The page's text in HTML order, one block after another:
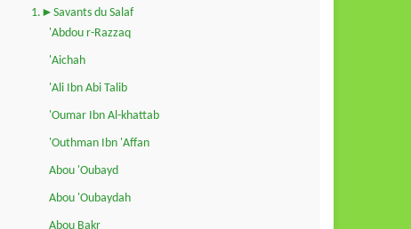
1.►Savants du Salaf
'Abdou r-Razzaq
'Aichah
'Ali Ibn Abi Talib
'Oumar Ibn Al-khattab
'Outhman Ibn 'Affan
Abou 'Oubayd
Abou 'Oubaydah
Abou Bakr